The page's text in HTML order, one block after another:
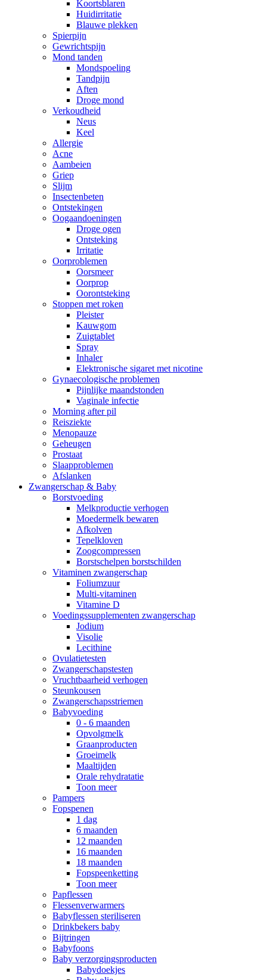
Koortsblaren
Huidirritatie
Blauwe plekken
Spierpijn
Gewrichtspijn
Mond tanden
Mondspoeling
Tandpijn
Aften
Droge mond
Verkoudheid
Neus
Keel
Allergie
Acne
Aambeien
Griep
Slijm
Insectenbeten
Ontstekingen
Oogaandoeningen
Droge ogen
Ontsteking
Irritatie
Oorproblemen
Oorsmeer
Oorprop
Oorontsteking
Stoppen met roken
Pleister
Kauwgom
Zuigtablet
Spray
Inhaler
Elektronische sigaret met nicotine
Gynaecologische problemen
Pijnlijke maandstonden
Vaginale infectie
Morning after pil
Reisziekte
Menopauze
Geheugen
Prostaat
Slaapproblemen
Afslanken
Zwangerschap & Baby
Borstvoeding
Melkproductie verhogen
Moedermelk bewaren
Afkolven
Tepelkloven
Zoogcompressen
Borstschelpen borstschilden
Vitaminen zwangerschap
Foliumzuur
Multi-vitaminen
Vitamine D
Voedingssupplementen zwangerschap
Jodium
Visolie
Lecithine
Ovulatietesten
Zwangerschapstesten
Vruchtbaarheid verhogen
Steunkousen
Zwangerschapsstriemen
Babyvoeding
0 - 6 maanden
Opvolgmelk
Graanproducten
Groeimelk
Maaltijden
Orale rehydratatie
Toon meer
Pampers
Fopspenen
1 dag
6 maanden
12 maanden
16 maanden
18 maanden
Fopspeenketting
Toon meer
Papflessen
Flessenverwarmers
Babyflessen steriliseren
Drinkbekers baby
Bijtringen
Babyfoons
Baby verzorgingsproducten
Babydoekjes